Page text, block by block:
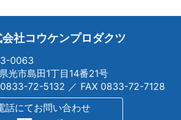
社コウケンプロダクツ
0063
光市島田1丁目14番21号
0833-72-5132 ／ FAX 0833-72-7128
話にてお問い合わせ